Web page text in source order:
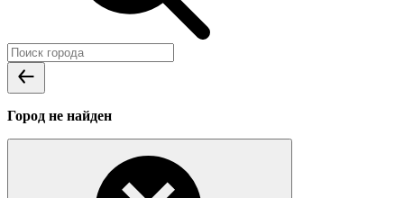
Город не найден